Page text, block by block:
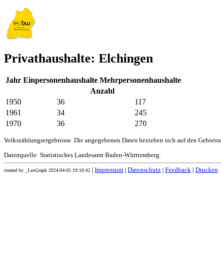
Privathaushalte: Elchingen
Jahr Einpersonenhaushalte Mehrpersonenhaushalte
Anzahl
1950
36
117
1961
34
245
1970
36 270
Volkszählungsergebnisse. Die angegebenen Daten beziehen sich auf den
Datenquelle: Statistisches Landesamt Baden-Württemberg.
created by _LeoGraph 2024-04-05 19:10:42 Impressum Datenschutz Feedback Drucken